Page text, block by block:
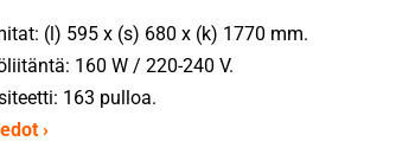
(l) 595 x (s) 680 x (k) 1770 mm.
160 W / 220-240 V.
163 pulloa.
›